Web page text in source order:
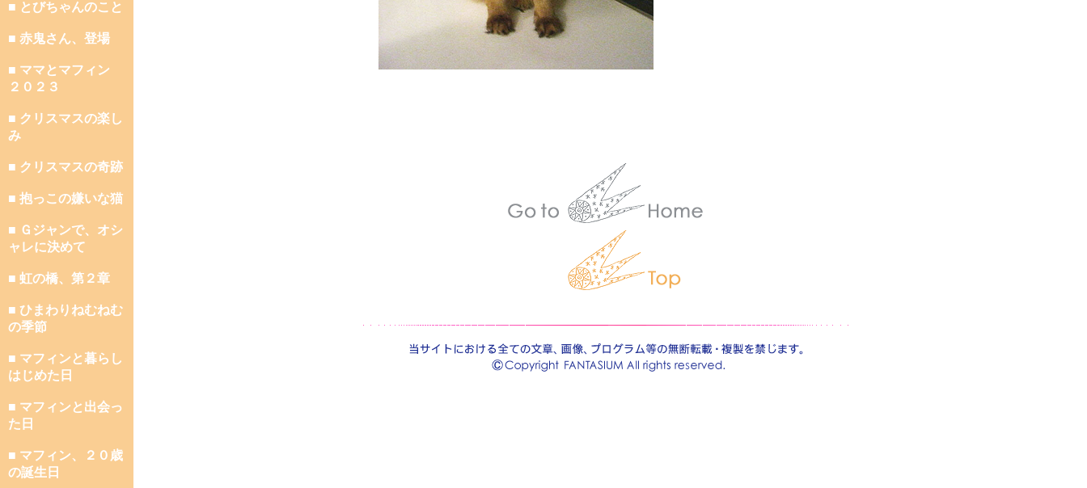
■ とびちゃんのこと
■ 赤鬼さん、登場
■ ママとマフィン
２０２３
■ クリスマスの楽し
み
■ クリスマスの奇跡
■ 抱っこの嫌いな猫
■ Ｇジャンで、オシ
ャレに決めて
■ 虹の橋、第２章
■ ひまわりねむねむ
の季節
■ マフィンと暮らし
はじめた日
■ マフィンと出会っ
た日
■ マフィン、２０歳
の誕生日